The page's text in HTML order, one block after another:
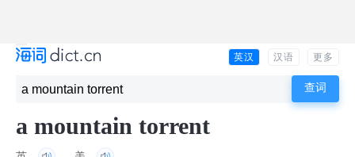
英汉 汉语 更多
a mountain torrent